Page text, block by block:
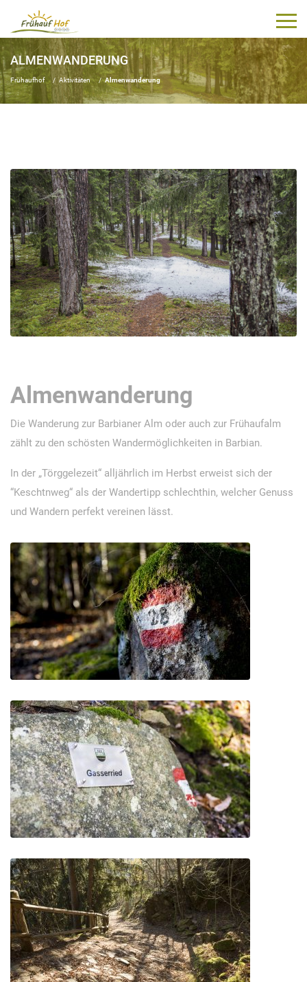
ALMENWANDERUNG
Frühaufhof Aktivitäten Almenwanderung
Almenwanderung
Die Wanderung zur Barbianer Alm oder auch zur Frühaufalm
zählt zu den schösten Wandermöglichkeiten in Barbian.
In der „Törggelezeit“ alljährlich im Herbst erweist sich der
“Keschtnweg“ als der Wandertipp schlechthin, welcher Genuss
und Wandern perfekt vereinen lässt.